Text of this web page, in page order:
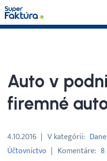
Benefity
O nás
Auto v
firemné
4.10.2016 V kategórii Dane
Účtovníctvo
Komentáre 8